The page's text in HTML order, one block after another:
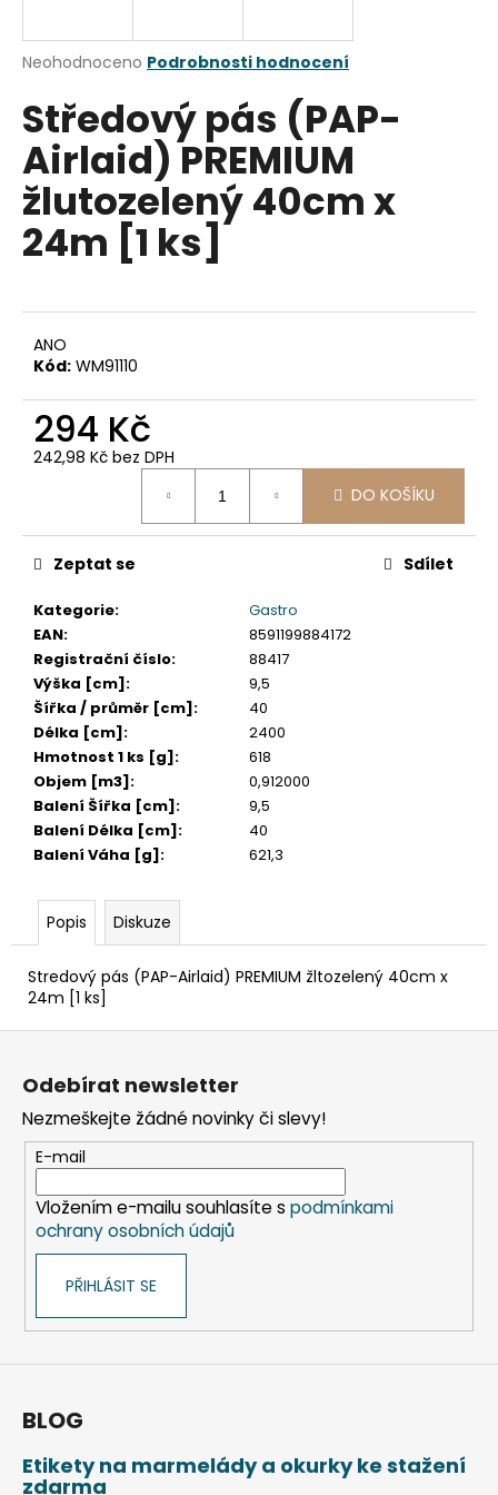
Průměrné
produktu
je
0,0
z
5
hvězdiček.
Neohodnoceno Podrobnosti hodnocení
Středový pás (PAP-
Airlaid) PREMIUM
žlutozelený 40cm x
24m [1 ks]
ANO
Kód: WM91110
294 Kč
242,98 Kč bez DPH
DO KOŠÍKU
Kategorie:
Gastro
EAN:
8591199884172
Registrační číslo:
88417
Výška [cm]:
9,5
Šířka / průměr [cm]:
40
Délka [cm]:
2400
Hmotnost 1 ks [g]:
618
Objem [m3]:
0,912000
Balení Šířka [cm]:
9,5
Balení Délka [cm]:
40
Balení Váha [g]: 621,3
Zeptat se Sdílet
Popis Diskuze
Stredový pás (PAP-Airlaid) PREMIUM žltozelený 40cm x
24m [1 ks]
j
t
?
HLEDAT
D
o
p
o
e
m
e
SADA
SQUEEGEE
ART
VČETNĚ
DĚTSKÝCH
BAREV
KIDS
ART
ARTISTS,
KREUL
Kč
Z
Odebírat newsletter
Nezmeškejte žádné novinky či slevy!
E-mail
Vložením e-mailu souhlasíte s podmínkami
ochrany osobních údajů
PŘIHLÁSIT SE
BLOG
Etikety na marmelády a okurky ke stažení
zdarma